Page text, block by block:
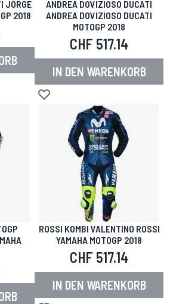
JORGE
2018
ANDREA DOVIZIOSO DUCATI
ANDREA DOVIZIOSO DUCATI
MOTOGP 2018
CHF 517.14
IN DEN WARENKORB
Zur Wunschliste hinzufügen
ROSSI KOMBI VALENTINO ROSSI
YAMAHA MOTOGP 2018
CHF 517.14
IN DEN WARENKORB